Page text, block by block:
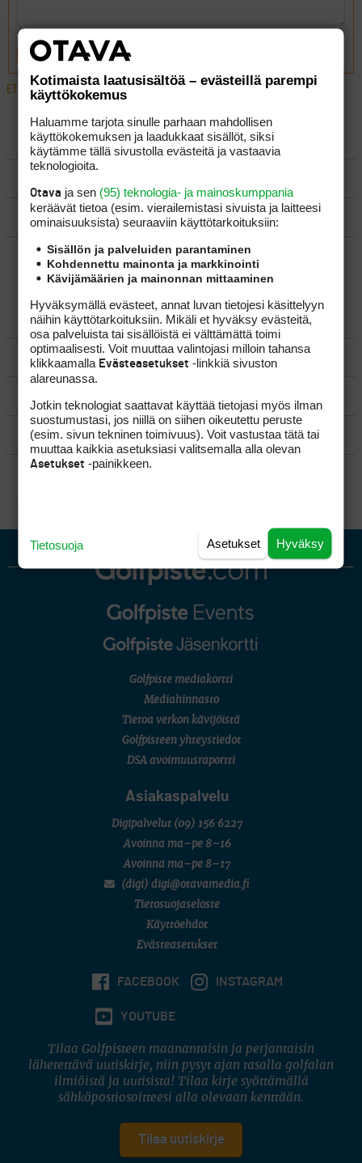
LÄHETÄ
ETUSIVU ›FOORUMIT › VÄLINEET ›VARRET LYHEMMÄKSI
LUO AIHE
OHJEET
UUSIMMAT VIESTIKETJUT
YLEISTÄ
VÄLINEET
MATKAILU
KILPAGOLF & HARJOITTELU
Golfpiste mediakortti
Mediahinnasto
Tietoa verkon kävijöistä
Golfpisteen yhteystiedot
DSA avoimuusraportti
Asiakaspalvelu
Digipalvelut (09) 156 6227
Avoinna ma–pe 8–16
Avoinna ma–pe 8–17
(digi) digi@otavamedia.fi
Tietosuojaseloste
Käyttöehdot
Evästeasetukset
FACEBOOK INSTAGRAM
YOUTUBE
Tilaa Golfpisteen maanantaisin ja perjantaisin
lähetettävä uutiskirje, niin pysyt ajan tasalla golfalan
ilmiöistä ja uutisista! Tilaa kirje syöttämällä
sähköpostiosoitteesi alla olevaan kenttään.
Tilaa uutiskirje
Kotimaista laatusisältöä – evästeillä parempi
käyttökokemus
Haluamme tarjota sinulle parhaan mahdollisen
käyttökokemuksen ja laadukkaat sisällöt, siksi
käytämme tällä sivustolla evästeitä ja vastaavia
teknologioita.
Otava ja sen (95) teknologia- ja mainoskumppania
keräävät tietoa (esim. vierailemis­tasi sivuista ja laitteesi
ominaisuuk­sista) seuraaviin käyttötarkoituksiin:
Sisällön ja palveluiden parantaminen
Kohdennettu mainonta ja markkinointi
Kävijämäärien ja mainonnan mittaaminen
Hyväksymällä evästeet, annat luvan tietojesi käsittelyyn
näihin käyttötarkoituksiin. Mikäli et hyväksy evästeitä,
osa palveluista tai sisällöistä ei välttämättä toimi
optimaalisesti. Voit muuttaa valintojasi milloin tahansa
klikkaamalla Evästeasetukset -linkkiä sivuston
alareunassa.
Jotkin teknologiat saattavat käyttää tietojasi myös ilman
suostumustasi, jos niillä on siihen oikeutettu peruste
(esim. sivun tekninen toimivuus). Voit vastustaa tätä tai
muuttaa kaikkia asetuksiasi valitsemalla alla olevan
Asetukset -painikkeen.
Hyväksy
Asetukset
Tietosuoja